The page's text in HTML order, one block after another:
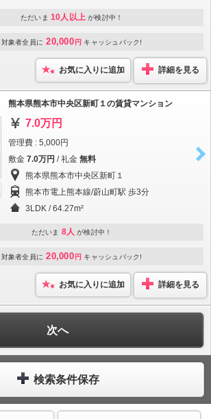
ただいま 10人以上 が検討中！
対象者全員に 20,000 円 キャッシュバック!
お気に入りに追加 詳細を見る
熊本県熊本市中央区新町１の賃貸マンション
7.0万円
管理費 : 5,000円
敷金 7.0万円 / 礼金 無料
熊本県熊本市中央区新町１
熊本市電上熊本線/蔚山町駅 歩3分
3LDK / 64.27m²
ただいま 8人 が検討中！
対象者全員に 20,000 円 キャッシュバック!
お気に入りに追加 詳細を見る
次へ
検索条件保存